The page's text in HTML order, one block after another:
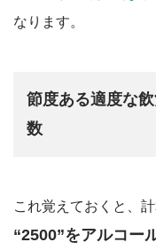
なります。
節度ある適度な
数
これ覚えておくと、
“2500”をアルコー